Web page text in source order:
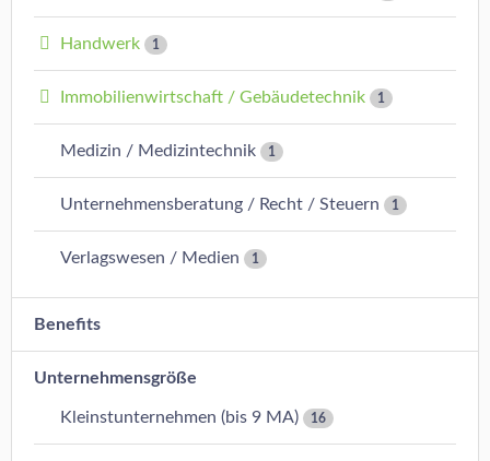
Handwerk 1
Immobilienwirtschaft / Gebäudetechnik 1
Medizin / Medizintechnik 1
Unternehmensberatung / Recht / Steuern 1
Verlagswesen / Medien 1
Benefits
Unternehmensgröße
Kleinstunternehmen (bis 9 MA) 16